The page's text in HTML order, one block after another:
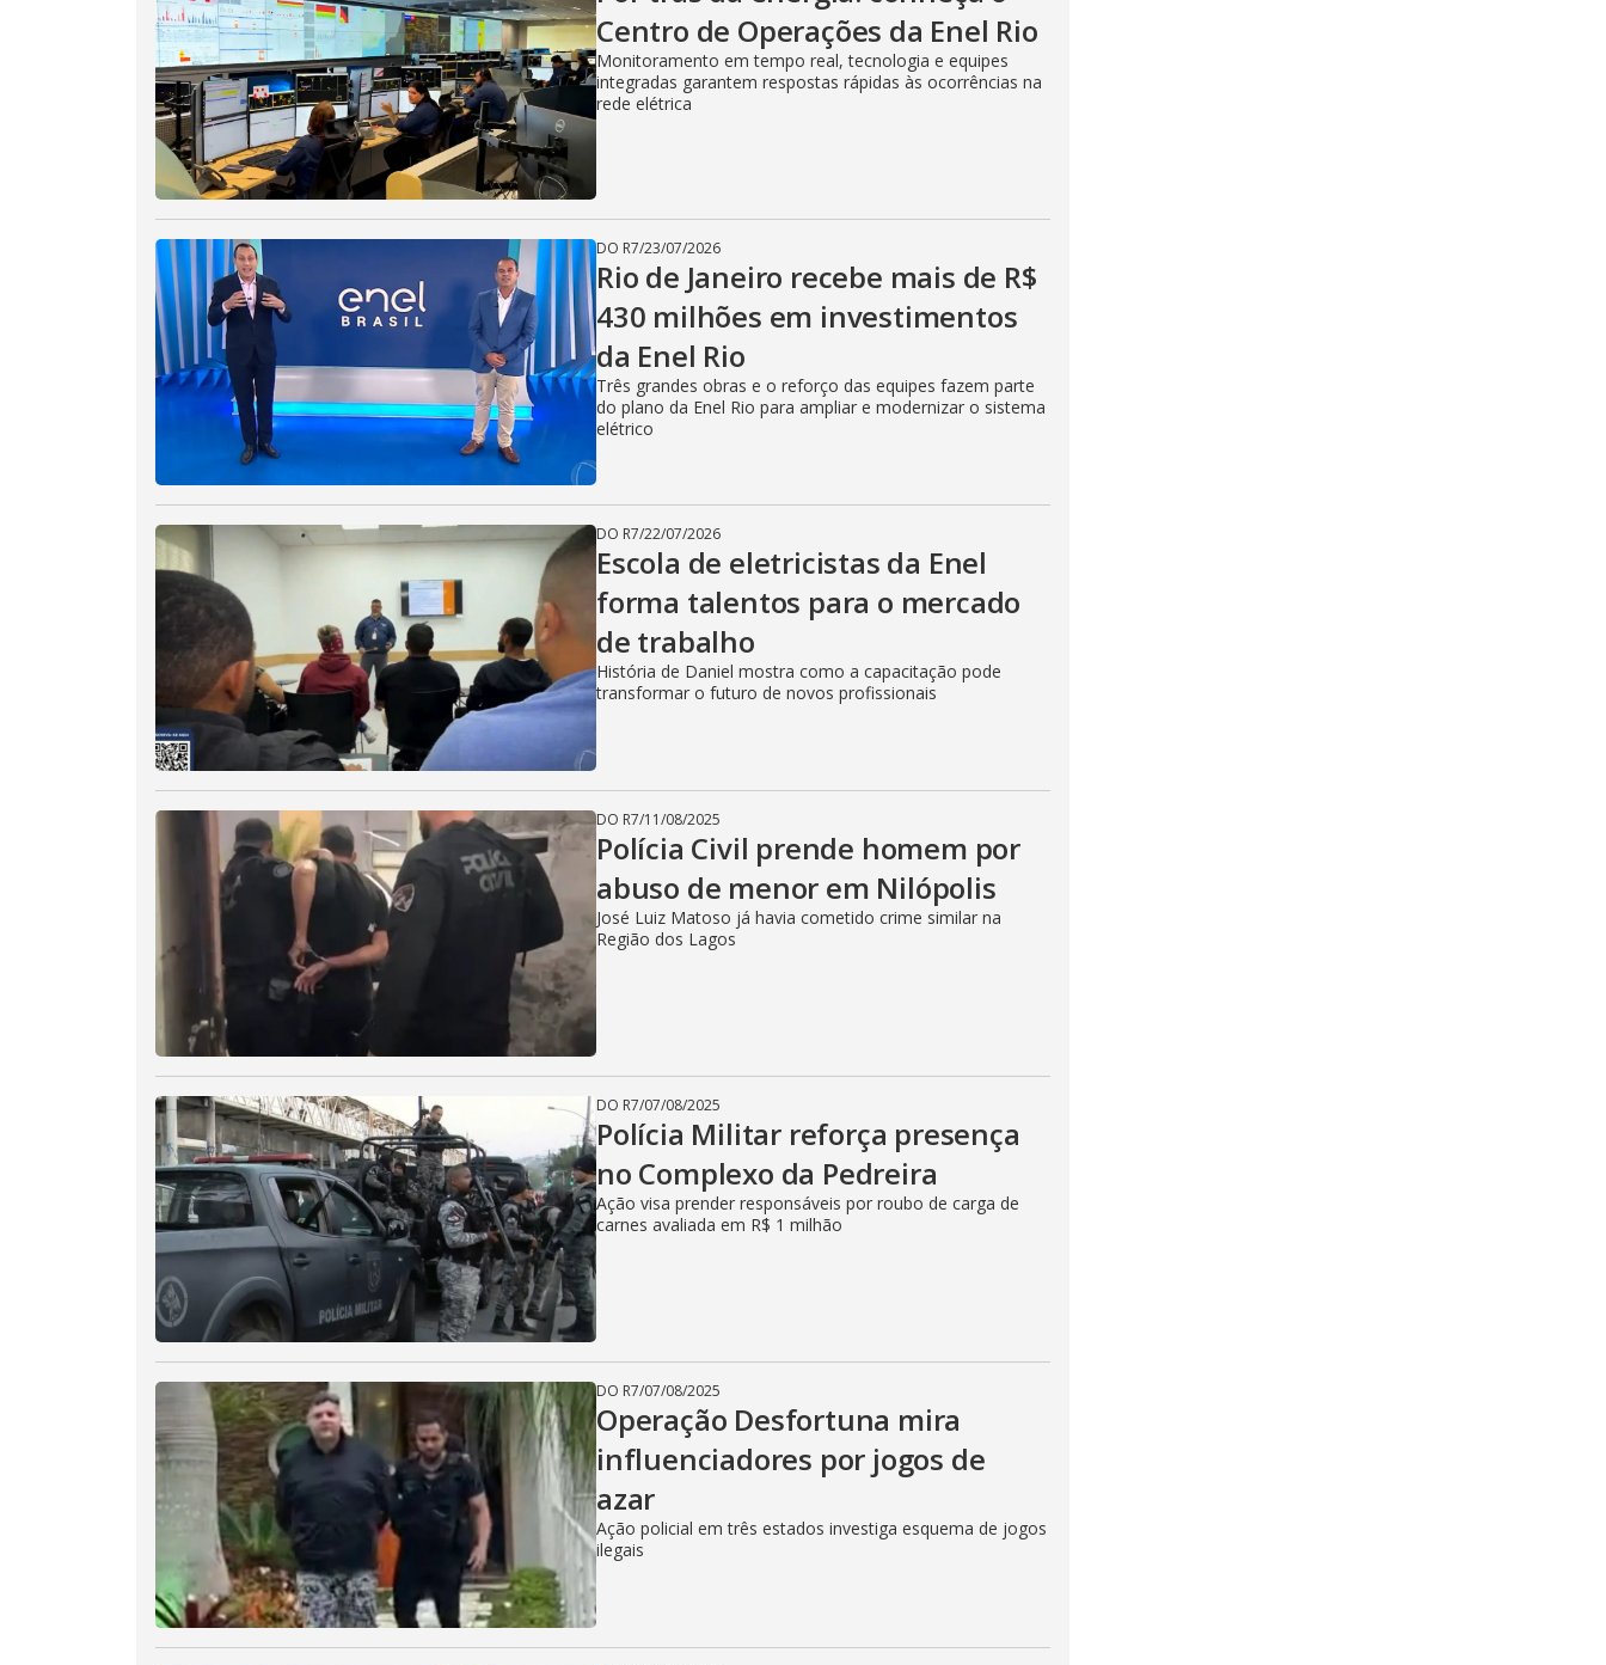
i
d
e
o
Centro de Operações da Enel Rio
Monitoramento em tempo real, tecnologia e equipes
integradas garantem respostas rápidas às ocorrências na
rede elétrica
DO R7/23/07/2026
Rio de Janeiro recebe mais de R$
430 milhões em investimentos
da Enel Rio
Três grandes obras e o reforço das equipes fazem parte
do plano da Enel Rio para ampliar e modernizar o sistema
elétrico
DO R7/22/07/2026
Escola de eletricistas da Enel
forma talentos para o mercado
de trabalho
História de Daniel mostra como a capacitação pode
transformar o futuro de novos profissionais
DO R7/11/08/2025
Polícia Civil prende homem por
abuso de menor em Nilópolis
José Luiz Matoso já havia cometido crime similar na
Região dos Lagos
DO R7/07/08/2025
Polícia Militar reforça presença
no Complexo da Pedreira
Ação visa prender responsáveis por roubo de carga de
carnes avaliada em R$ 1 milhão
DO R7/07/08/2025
Operação Desfortuna mira
influenciadores por jogos de
azar
Ação policial em três estados investiga esquema de jogos
ilegais